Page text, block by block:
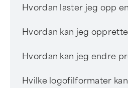
Hvordan laster jeg opp
Hvordan kan jeg
Hvordan kan jeg endre
Hvilke logofilformater